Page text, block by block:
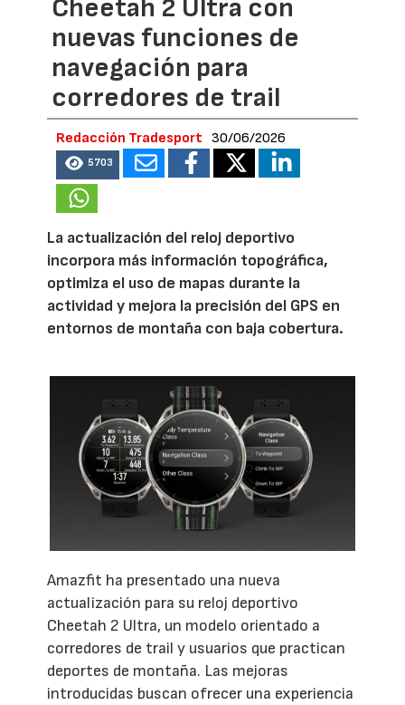
Cheetah 2 Ultra con
nuevas funciones de
navegación para
corredores de trail
Redacción Tradesport 30/06/2026
5703
La actualización del reloj deportivo
incorpora más información topográfica,
optimiza el uso de mapas durante la
actividad y mejora la precisión del GPS en
entornos de montaña con baja cobertura.
Amazfit ha presentado una nueva
actualización para su reloj deportivo
Cheetah 2 Ultra, un modelo orientado a
corredores de trail y usuarios que practican
deportes de montaña. Las mejoras
introducidas buscan ofrecer una experiencia